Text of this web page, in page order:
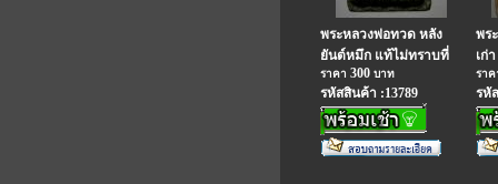
พระหลวงพ่อทวด หลัง
ยันต์หมึก แท้ไม่ทราบที่
ราคา 300 บาท
รหัสสินค้า :13789
พร
เก่
รา
รหั